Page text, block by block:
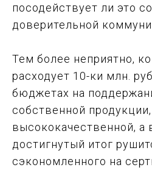
посодействует ли это
доверительной
Тем более неприятно,
расходует 10-ки млн.
бюджетах на
собственной
высококачественной, а
достигнутый итог
сэкономленного на